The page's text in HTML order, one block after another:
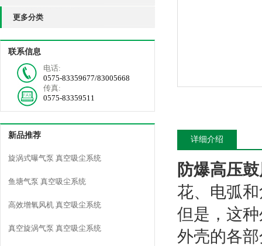
更多分类
联系信息
电话:
0575-83359677/83005668
传真:
0575-83359511
新品推荐
旋涡式曝气泵 真空吸尘系统
鱼塘气泵 真空吸尘系统
高效增氧风机 真空吸尘系统
真空旋涡气泵 真空吸尘系统
详细介绍
防爆高压
花、电弧
但是，这
外壳的各